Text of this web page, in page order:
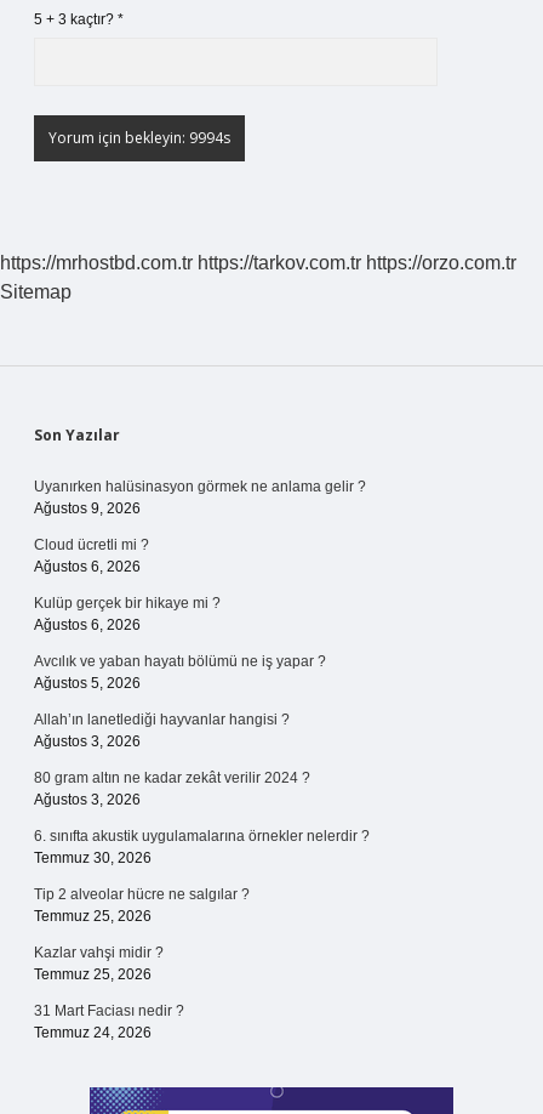
5 + 3 kaçtır? *
https://mrhostbd.com.tr https://tarkov.com.tr https://orzo.com.tr
Sitemap
Sidebar
Son Yazılar
Uyanırken halüsinasyon görmek ne anlama gelir ?
Ağustos 9, 2026
Cloud ücretli mi ?
Ağustos 6, 2026
Kulüp gerçek bir hikaye mi ?
Ağustos 6, 2026
Avcılık ve yaban hayatı bölümü ne iş yapar ?
Ağustos 5, 2026
Allah’ın lanetlediği hayvanlar hangisi ?
Ağustos 3, 2026
80 gram altın ne kadar zekât verilir 2024 ?
Ağustos 3, 2026
6. sınıfta akustik uygulamalarına örnekler nelerdir ?
Temmuz 30, 2026
Tip 2 alveolar hücre ne salgılar ?
Temmuz 25, 2026
Kazlar vahşi midir ?
Temmuz 25, 2026
31 Mart Faciası nedir ?
Temmuz 24, 2026